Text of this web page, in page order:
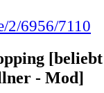
2/6956/7110
- Mod]